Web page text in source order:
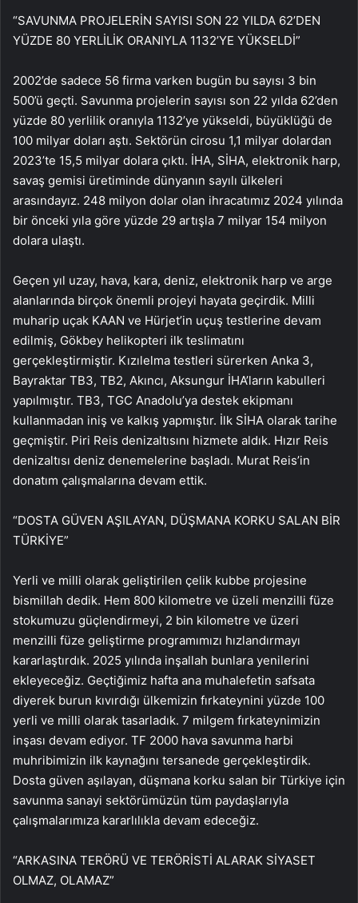
“SAVUNMA PROJELERİN SAYISI SON 22 YILDA 62’DEN
YÜZDE 80 YERLİLİK ORANIYLA 1132’YE YÜKSELDİ”
2002’de sadece 56 firma varken bugün bu sayısı 3 bin
500’ü geçti. Savunma projelerin sayısı son 22 yılda 62’den
yüzde 80 yerlilik oranıyla 1132’ye yükseldi, büyüklüğü de
100 milyar doları aştı. Sektörün cirosu 1,1 milyar dolardan
2023’te 15,5 milyar dolara çıktı. İHA, SİHA, elektronik harp,
savaş gemisi üretiminde dünyanın sayılı ülkeleri
arasındayız. 248 milyon dolar olan ihracatımız 2024 yılında
bir önceki yıla göre yüzde 29 artışla 7 milyar 154 milyon
dolara ulaştı.
Geçen yıl uzay, hava, kara, deniz, elektronik harp ve arge
alanlarında birçok önemli projeyi hayata geçirdik. Milli
muharip uçak KAAN ve Hürjet’in uçuş testlerine devam
edilmiş, Gökbey helikopteri ilk teslimatını
gerçekleştirmiştir. Kızılelma testleri sürerken Anka 3,
Bayraktar TB3, TB2, Akıncı, Aksungur İHA’ların kabulleri
yapılmıştır. TB3, TGC Anadolu’ya destek ekipmanı
kullanmadan iniş ve kalkış yapmıştır. İlk SİHA olarak tarihe
geçmiştir. Piri Reis denizaltısını hizmete aldık. Hızır Reis
denizaltısı deniz denemelerine başladı. Murat Reis’in
donatım çalışmalarına devam ettik.
“DOSTA GÜVEN AŞILAYAN, DÜŞMANA KORKU SALAN BİR
TÜRKİYE”
Yerli ve milli olarak geliştirilen çelik kubbe projesine
bismillah dedik. Hem 800 kilometre ve üzeli menzilli füze
stokumuzu güçlendirmeyi, 2 bin kilometre ve üzeri
menzilli füze geliştirme programımızı hızlandırmayı
kararlaştırdık. 2025 yılında inşallah bunlara yenilerini
ekleyeceğiz. Geçtiğimiz hafta ana muhalefetin safsata
diyerek burun kıvırdığı ülkemizin fırkateynini yüzde 100
yerli ve milli olarak tasarladık. 7 milgem fırkateynimizin
inşası devam ediyor. TF 2000 hava savunma harbi
muhribimizin ilk kaynağını tersanede gerçekleştirdik.
Dosta güven aşılayan, düşmana korku salan bir Türkiye için
savunma sanayi sektörümüzün tüm paydaşlarıyla
çalışmalarımıza kararlılıkla devam edeceğiz.
“ARKASINA TERÖRÜ VE TERÖRİSTİ ALARAK SİYASET
OLMAZ, OLAMAZ”